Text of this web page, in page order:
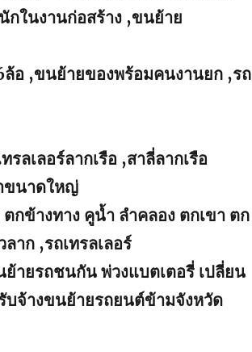
กในงานก่อสร้าง ,ขนย้าย
ล้อ ,ขนย้ายของพร้อมคนงานยก ,รถ
ลเลอร์ลากเรือ ,สาลี่ลากเรือ
ขนาดใหญ่
กข้างทาง คูน้ำ ลำคลอง ตกเขา ตก
าก ,รถเทรลเลอร์
ายรถชนกัน พ่วงแบตเตอรี่ เปลี่ยน
จ้างขนย้ายรถยนต์ข้ามจังหวัด